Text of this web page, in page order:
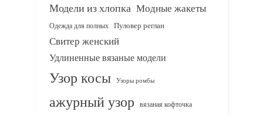
Модели из хлопка Модные жакеты
Одежда для полных Пуловер реглан
Свитер женский
Удлиненные вязаные модели
Узор косы Узоры ромбы
ажурный узор вязаная кофточка